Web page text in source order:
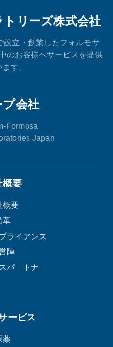
リーズ株式会社
設立・創業したフォルモサ
のお客様へサービスを提供
す。
プ会社
Formosa
Japan
概要
概要
革
ライアンス
陣
パートナー
ービス
薬